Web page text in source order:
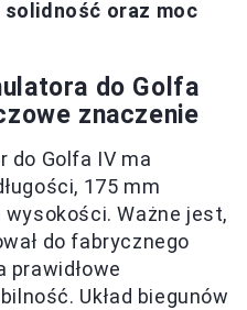
solidność oraz moc
do Golfa
znaczenie
do Golfa IV ma
175 mm
Ważne jest,
do fabrycznego
prawidłowe
Układ biegunów